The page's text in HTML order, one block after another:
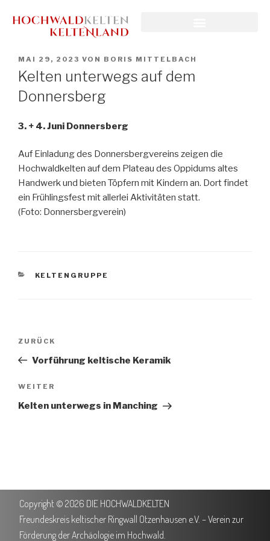
MAI 29, 2023 VON BORIS MITTELBACH
Kelten unterwegs auf dem
Donnersberg
3. + 4. Juni Donnersberg
Auf Einladung des Donnersbergvereins zeigen die
Hochwaldkelten auf dem Plateau des Oppidums altes
Handwerk und bieten Töpfern mit Kindern an. Dort findet
ein Frühlingsfest mit allerlei Aktivitäten statt.
(Foto: Donnersbergverein)
KELTENGRUPPE
ZURÜCK
Vorführung keltische Keramik
WEITER
Kelten unterwegs in Manching
Copyright © 2026 DIE HOCHWALDKELTEN
Freundeskreis keltischer Ringwall Otzenhausen e.V. – Verein zur
Förderung der Archäologie im Hochwald.